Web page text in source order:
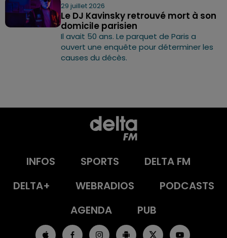
29 juillet 2026
Le DJ Kavinsky retrouvé mort à son
domicile parisien
Il avait 50 ans. Le parquet de Paris a
ouvert une enquête pour déterminer les
causes du décès.
INFOS SPORTS
DELTA FM
DELTA+
WEBRADIOS
PODCASTS
AGENDA
PUB